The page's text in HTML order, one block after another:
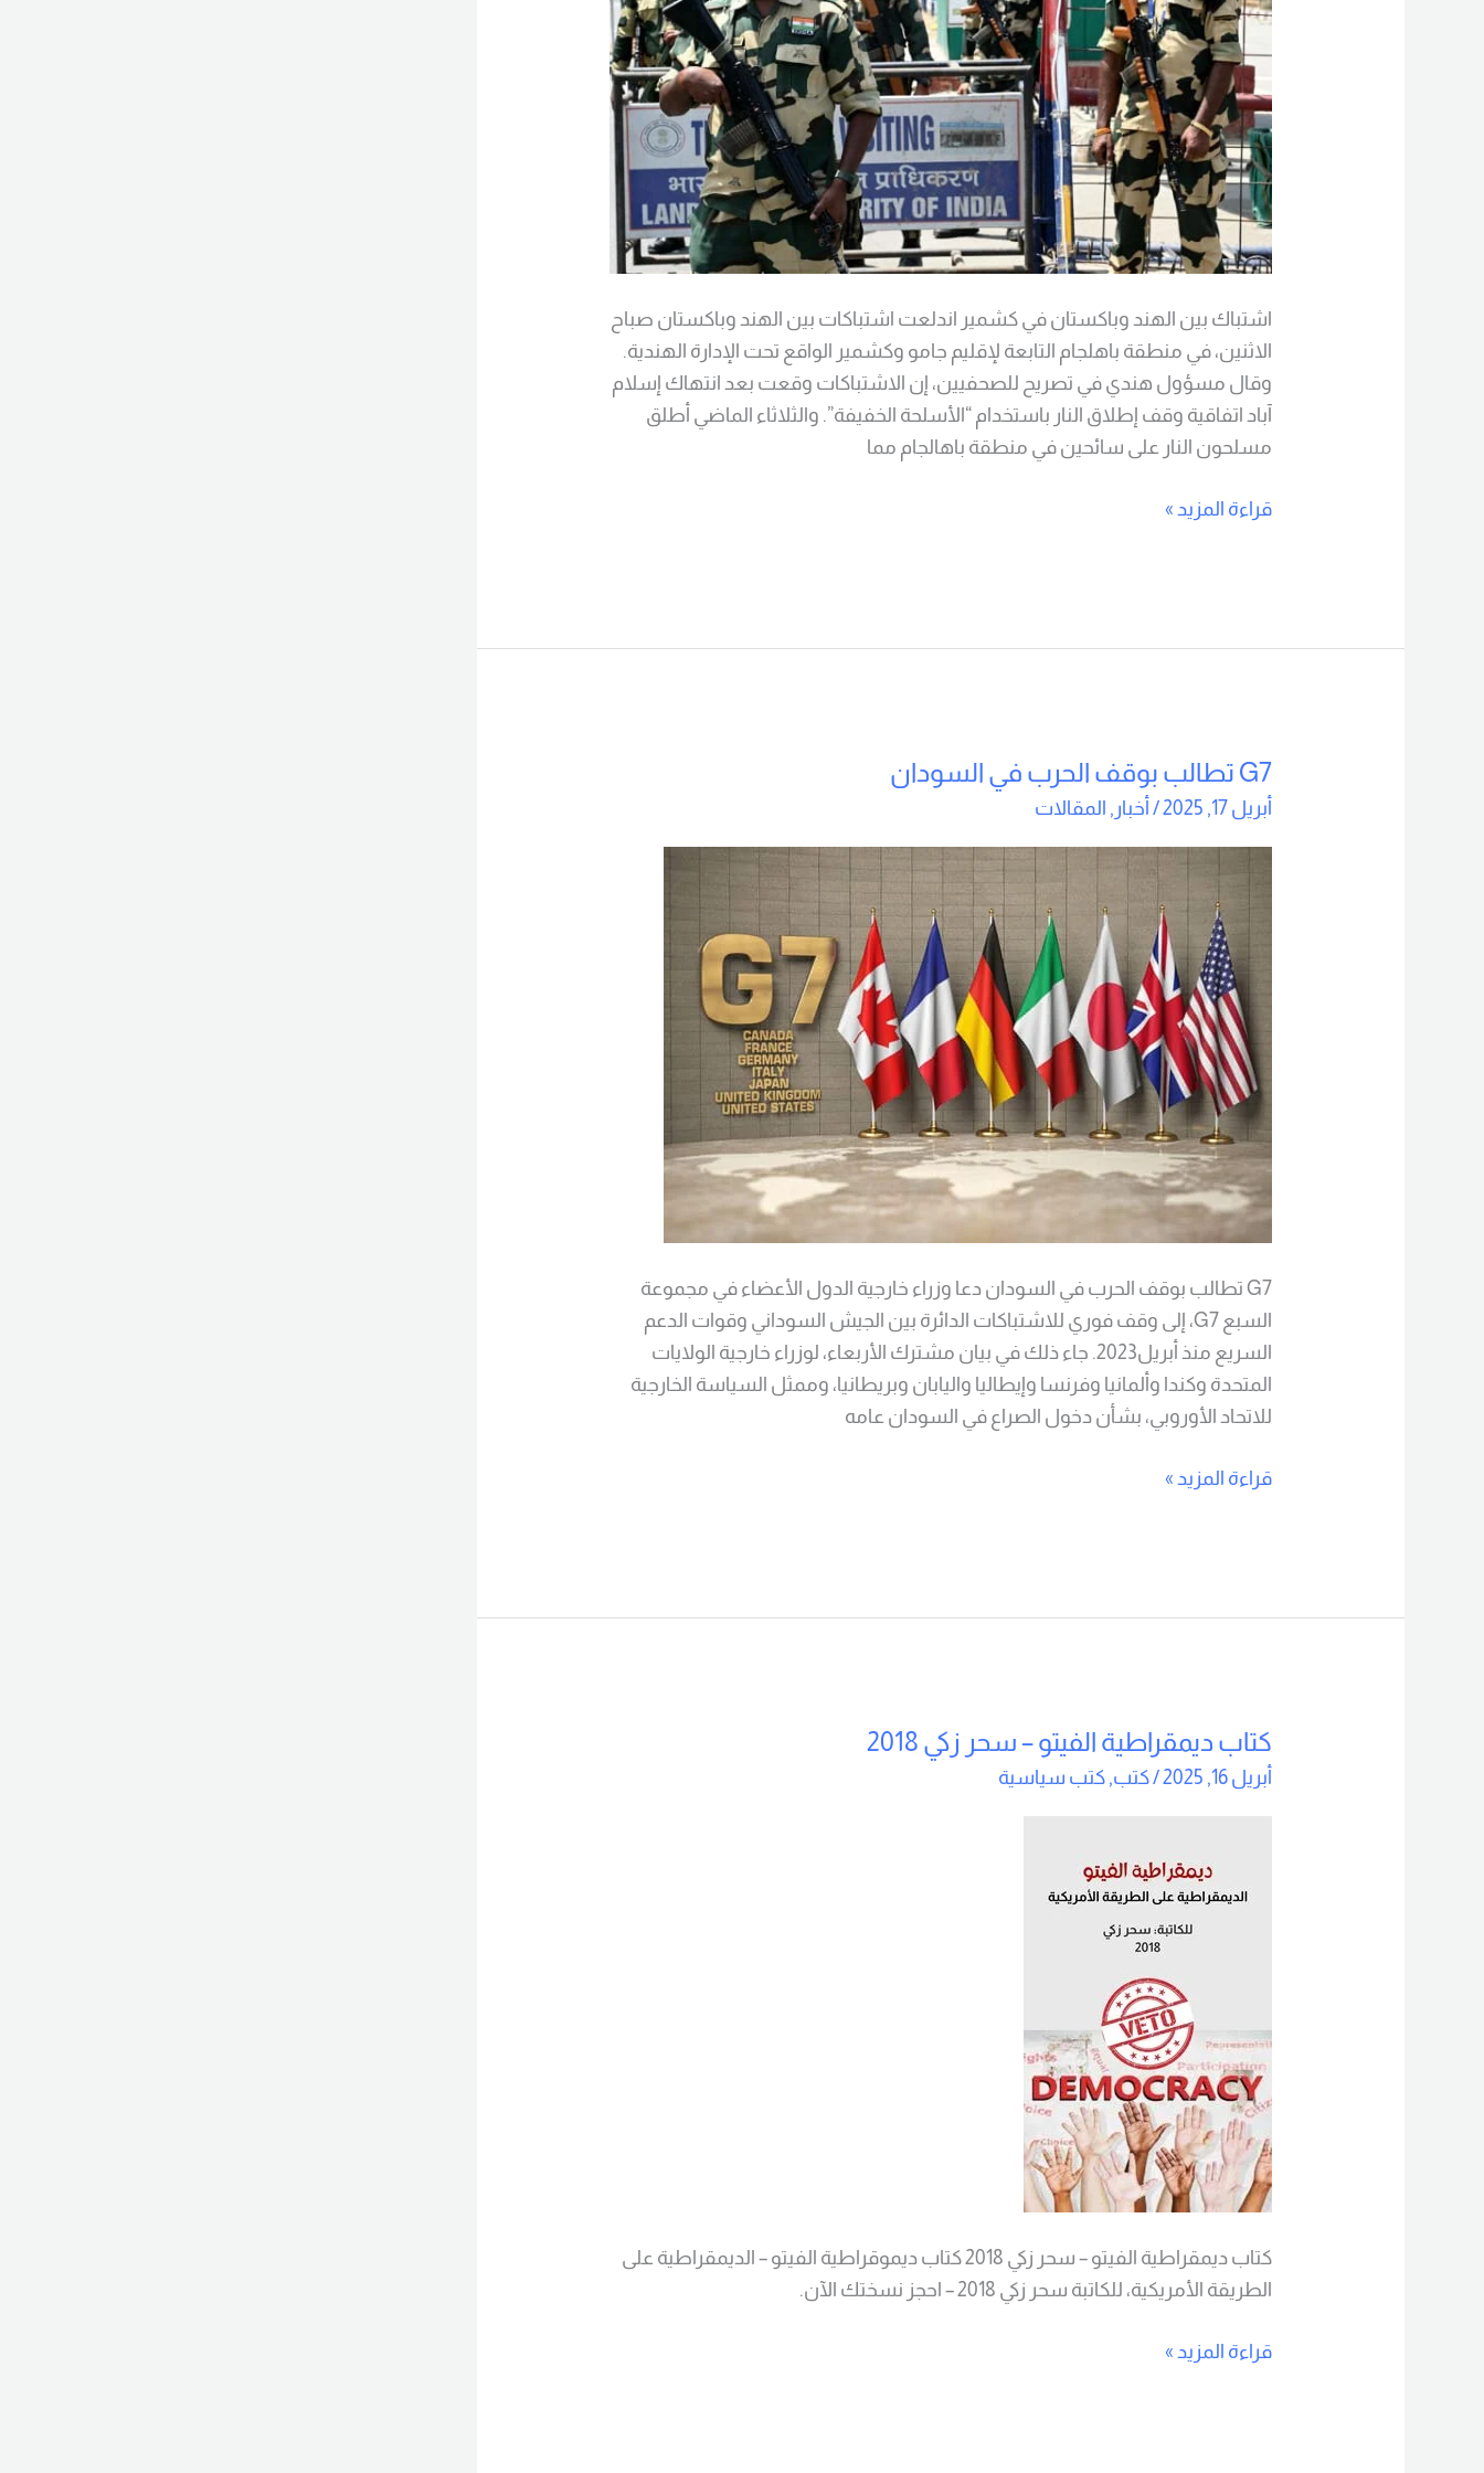
اشتباك بين الهند وباكستان في كشمير اندلعت اشتباكات بين الهند وباكستان صباح
الاثنين، في منطقة باهلجام التابعة لإقليم جامو وكشمير الواقع تحت الإدارة الهندية.
وقال مسؤول هندي في تصريح للصحفيين، إن الاشتباكات وقعت بعد انتهاك إسلام
آباد اتفاقية وقف إطلاق النار باستخدام “الأسلحة الخفيفة”. والثلاثاء الماضي أطلق
مسلحون النار على سائحين في منطقة باهالجام مما
قراءة المزيد »
G7 تطالب بوقف الحرب في السودان
أبريل 17, 2025 / أخبار , المقالات
G7 تطالب بوقف الحرب في السودان دعا وزراء خارجية الدول الأعضاء في مجموعة
السبع G7، إلى وقف فوري للاشتباكات الدائرة بين الجيش السوداني وقوات الدعم
السريع منذ أبريل2023. جاء ذلك في بيان مشترك الأربعاء، لوزراء خارجية الولايات
المتحدة وكندا وألمانيا وفرنسا وإيطاليا واليابان وبريطانيا، وممثل السياسة الخارجية
للاتحاد الأوروبي، بشأن دخول الصراع في السودان عامه
G7
تطالب
السودان
قراءة المزيد »
كتاب ديمقراطية الفيتو – سحر زكي 2018
أبريل 16, 2025 /كتب,كتب سياسية
كتاب ديمقراطية الفيتو – سحر زكي 2018 كتاب ديموقراطية الفيتو – الديمقراطية على
الطريقة الأمريكية، للكاتبة سحر زكي 2018 – احجز نسختك الآن.
كتاب
ديمقراطية
زكي
قراءة المزيد »